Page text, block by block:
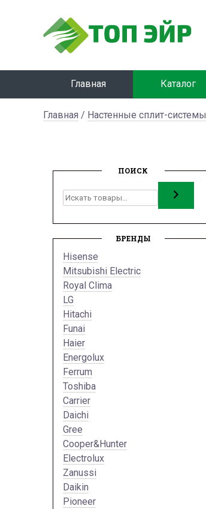
Главная Каталог
Главная / Настенные сплит-системы
ПОИСК
Поиск
БРЕНДЫ
Hisense
Mitsubishi Electric
Royal Clima
LG
Hitachi
Funai
Haier
Energolux
Ferrum
Toshiba
Carrier
Daichi
Gree
Cooper&Hunter
Electrolux
Zanussi
Daikin
Pioneer